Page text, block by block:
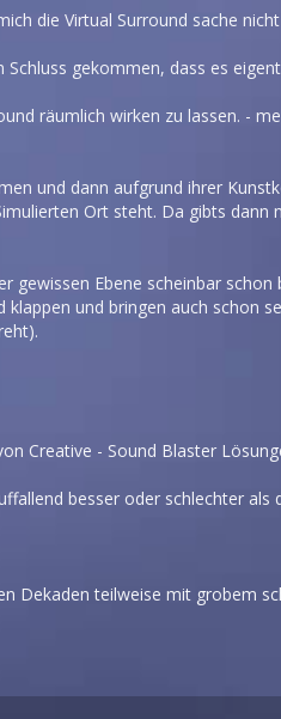
die Virtual Surround sache
gekommen, dass es
räumlich wirken zu lassen. -
und dann aufgrund ihrer
Ort steht. Da gibts dann
Ebene scheinbar schon
und bringen auch schon
Creative - Sound Blaster
besser oder schlechter
Dekaden teilweise mit grobem